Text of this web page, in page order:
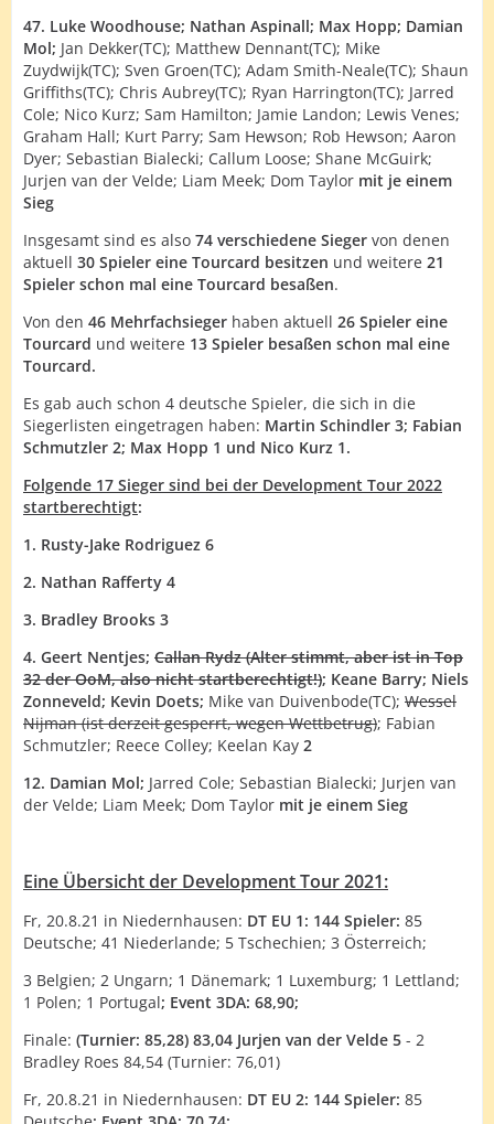
47. Luke Woodhouse; Nathan Aspinall; Max Hopp; Damian
Mol; Jan Dekker(TC); Matthew Dennant(TC); Mike
Zuydwijk(TC); Sven Groen(TC); Adam Smith-Neale(TC); Shaun
Griffiths(TC); Chris Aubrey(TC); Ryan Harrington(TC); Jarred
Cole; Nico Kurz; Sam Hamilton; Jamie Landon; Lewis Venes;
Graham Hall; Kurt Parry; Sam Hewson; Rob Hewson; Aaron
Dyer; Sebastian Bialecki; Callum Loose; Shane McGuirk;
Jurjen van der Velde; Liam Meek; Dom Taylor mit je einem
Sieg
Insgesamt sind es also 74 verschiedene Sieger von denen
aktuell 30 Spieler eine Tourcard besitzen und weitere 21
Spieler schon mal eine Tourcard besaßen.
Von den 46 Mehrfachsieger haben aktuell 26 Spieler eine
Tourcard und weitere 13 Spieler besaßen schon mal eine
Tourcard.
Es gab auch schon 4 deutsche Spieler, die sich in die
Siegerlisten eingetragen haben: Martin Schindler 3; Fabian
Schmutzler 2; Max Hopp 1 und Nico Kurz 1.
Folgende 17 Sieger sind bei der Development Tour 2022
startberechtigt:
1. Rusty-Jake Rodriguez 6
2. Nathan Rafferty 4
3. Bradley Brooks 3
4. Geert Nentjes; Callan Rydz (Alter stimmt, aber ist in Top
32 der OoM, also nicht startberechtigt!); Keane Barry; Niels
Zonneveld; Kevin Doets; Mike van Duivenbode(TC); Wessel
Nijman (ist derzeit gesperrt, wegen Wettbetrug); Fabian
Schmutzler; Reece Colley; Keelan Kay 2
12. Damian Mol; Jarred Cole; Sebastian Bialecki; Jurjen van
der Velde; Liam Meek; Dom Taylor mit je einem Sieg
Eine Übersicht der Development Tour 2021:
Fr, 20.8.21 in Niedernhausen: DT EU 1: 144 Spieler: 85
Deutsche; 41 Niederlande; 5 Tschechien; 3 Österreich;
3 Belgien; 2 Ungarn; 1 Dänemark; 1 Luxemburg; 1 Lettland;
1 Polen; 1 Portugal; Event 3DA: 68,90;
Finale: (Turnier: 85,28) 83,04 Jurjen van der Velde 5 - 2
Bradley Roes 84,54 (Turnier: 76,01)
Fr, 20.8.21 in Niedernhausen: DT EU 2: 144 Spieler: 85